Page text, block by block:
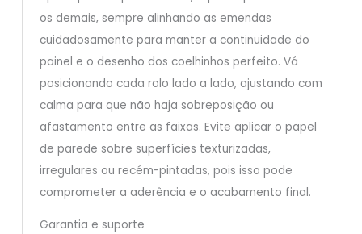
os demais, sempre alinhando as emendas
cuidadosamente para manter a continuidade do
painel e o desenho dos coelhinhos perfeito. Vá
posicionando cada rolo lado a lado, ajustando com
calma para que não haja sobreposição ou
afastamento entre as faixas. Evite aplicar o papel
de parede sobre superfícies texturizadas,
irregulares ou recém-pintadas, pois isso pode
comprometer a aderência e o acabamento final.
Garantia e suporte